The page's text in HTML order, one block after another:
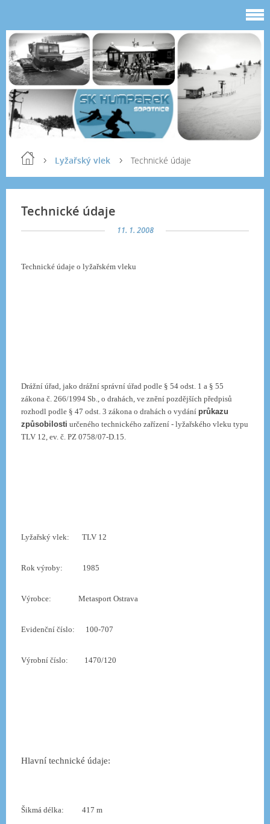
Lyžařský vlek Technické údaje
Technické údaje
11. 1. 2008
Technické údaje o lyžařském vleku
Drážní úřad, jako drážní správní úřad podle § 54 odst. 1 a § 55
zákona č. 266/1994 Sb., o drahách, ve znění pozdějších předpisů
rozhodl podle § 47 odst. 3 zákona o drahách o vydání průkazu
způsobilosti určeného technického zařízení - lyžařského vleku typu
TLV 12, ev. č. PZ 0758/07-D.15.
Lyžařský vlek: TLV 12
Rok výroby: 1985
Výrobce: Metasport Ostrava
Evidenční číslo: 100-707
Výrobní číslo: 1470/120
Hlavní technické údaje:
Šikmá délka: 417 m